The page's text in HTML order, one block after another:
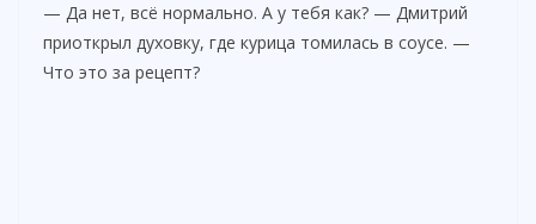
— Да нет, всё нормально. А у тебя как? — Дмитрий
приоткрыл духовку, где курица томилась в соусе. —
Что это за рецепт?